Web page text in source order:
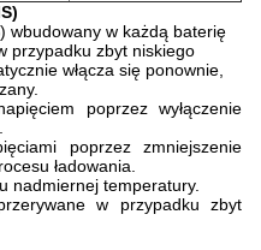
wbudowany w każdą baterię
przypadku zbyt niskiego
włącza się ponownie,
poprzez wyłączenie
poprzez zmniejszenie
ładowania.
nadmiernej temperatury.
w przypadku zbyt